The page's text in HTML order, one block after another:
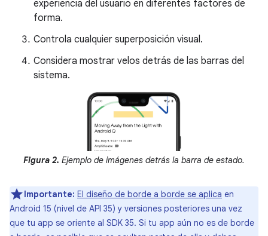
experiencia del usuario en diferentes factores de
forma.
Controla cualquier superposición visual.
Considera mostrar velos detrás de las barras del
sistema.
Figura 2. Ejemplo de imágenes detrás la barra de estado.
Importante: El diseño de borde a borde se aplica en
Android 15 (nivel de API 35) y versiones posteriores una vez
que tu app se oriente al SDK 35. Si tu app aún no es de borde